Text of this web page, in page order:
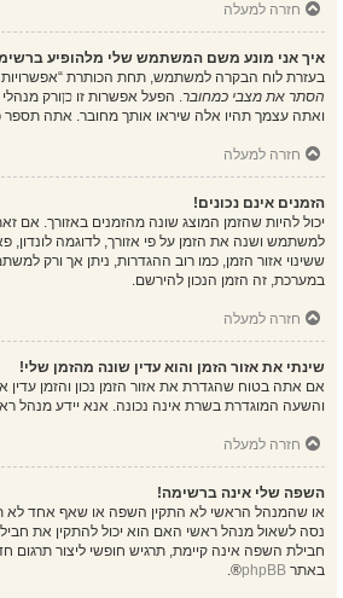
חזרה למעלה
איך אני מונע משם המשתמש שלי מלהופיע
בעזרת לוח הבקרה למשתמש, תחת הכותרת
הסתר את מצבי כמחובר. הפעל אפשרות זו כןורק
ואתה עצמך תהיו אלה שיראו אותך מחובר. אתה
חזרה למעלה
הזמנים אינם נכונים!
יכול להיות שהזמן המוצג שונה מהזמנים באזורך. אם
למשתמש ושנה את הזמן על פי אזורך, לדוגמה לונדון,
ששינוי אזור הזמן, כמו רוב ההגדרות, ניתן אך ורק
במערכת, זה הזמן הנכון להירשם.
חזרה למעלה
שינתי את אזור הזמן והוא עדין שונה מהזמן שלי!
אם אתה בטוח שהגדרת את אזור הזמן נכון והזמן עדין
והשעה המוגדרת בשרת אינה נכונה. אנא יידע מנהל
חזרה למעלה
השפה שלי אינה ברשימה!
או שהמנהל הראשי לא התקין השפה או שאף אחד
נסה לשאול מנהל ראשי האם הוא יכול להתקין את
חבילת השפה אינה קיימת, תרגיש חופשי ליצור תרגום
באתר phpBB
®.